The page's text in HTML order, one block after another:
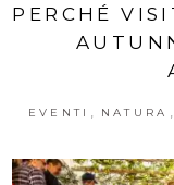
PERCHÉ
EVENTI , NATURA ,